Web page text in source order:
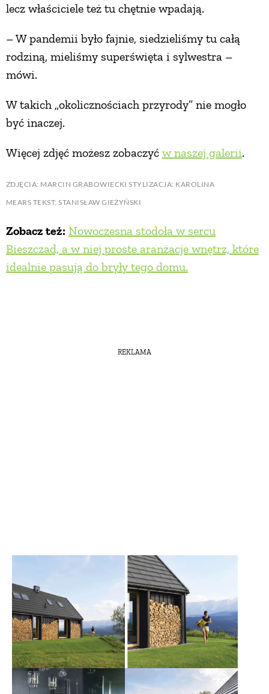
lecz właściciele też tu chętnie wpadają.
– W pandemii było fajnie, siedzieliśmy tu całą
rodziną, mieliśmy superświęta i sylwestra –
mówi.
W takich „okolicznościach przyrody” nie mogło
być inaczej.
Więcej zdjęć możesz zobaczyć w naszej galerii.
ZDJĘCIA: MARCIN GRABOWIECKI STYLIZACJA: KAROLINA
MEARS TEKST: STANISŁAW GIEŻYŃSKI
Zobacz też: Nowoczesna stodoła w sercu
Bieszczad, a w niej proste aranżacje wnętrz, które
idealnie pasują do bryły tego domu.
REKLAMA